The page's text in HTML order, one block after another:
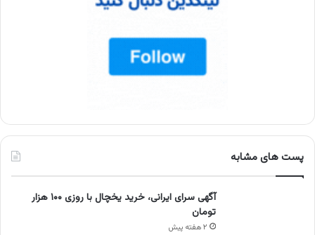
پست های مشابه
آگهی سرای ایرانی، خرید یخچال با روزی ۱۰۰ هزار
تومان
۲ هفته پیش